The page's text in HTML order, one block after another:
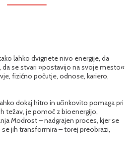
lahko dvignete nivo energije, da
da se stvari »postavijo na svoje mesto«
fizično počutje, odnose, kariero,
dokaj hitro in učinkovito pomaga pri
težav, je pomoč z bioenergijo,
Modrost – nadgrajen proces, kjer se
se jih transformira – torej preobrazi,